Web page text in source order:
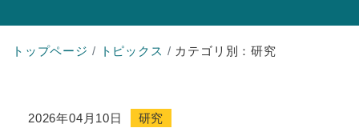
トップページ トピックス カテゴリ別：研究
2026年04月10日
研究